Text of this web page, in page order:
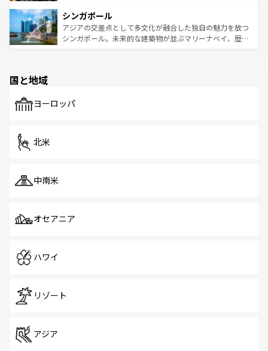
参照してほしい。
激する。気候は一年中温暖で、どの季節にも異なる楽しみ
が待っている。親しみやすいタイの人々、仏教を中心とし
た文化、そして多様な観光資源が、訪れる旅人を魅了し続
み、どこを訪れても感動するはず。観光スポットが密集し
ており、効率よく見どころを回れるのも魅力。息をのむよ
うな絶景から文化的な体験まで、香港を存分に楽しみ尽く
シンガポール
アジアの交差点として多文化が融合した独自の魅力を放つ
シンガポール。未来的な建築物が並ぶマリーナベイ、歴史
で、ホーカーズは地元の風情を楽しめる外せないスポット
国と地域
ヨーロッパ
北米
中南米
オセアニア
ハワイ
リゾート
アジア